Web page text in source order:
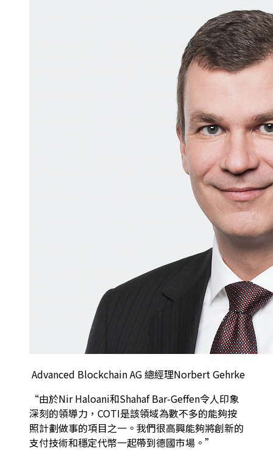
Advanced Blockchain AG 總經理Norbert Gehrke
“由於Nir Haloani和Shahaf Bar-Geffen令人印象
深刻的領導力，COTI是該領域為數不多的能夠按
照計劃做事的項目之一。我們很高興能夠將創新的
支付技術和穩定代幣一起帶到德國市場。”